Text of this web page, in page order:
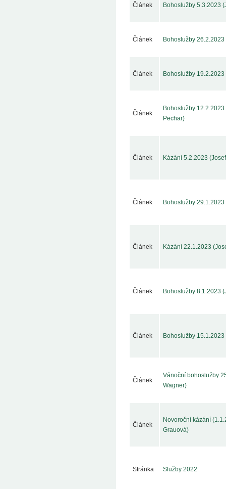
Článek Bohoslužby 5.3.2023
Článek Bohoslužby
Článek Bohoslužby
Článek
Bohoslužby
Pechar)
Článek Kázání 5.2.2023
Článek Bohoslužby
Článek Kázání 22.1.2023
Článek Bohoslužby 8.1.2023
Článek Bohoslužby
Článek
Vánoční bohoslužby
Wagner)
Článek
Novoroční kázání
Grauová)
Stránka Služby 2022